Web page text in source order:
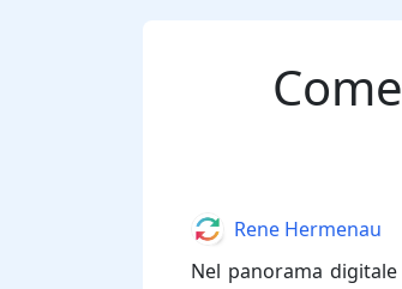
Nel panorama
AuthorRene Hermenau